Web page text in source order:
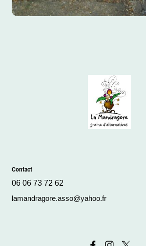
Contact
06 06 73 72 62
lamandragore.asso@yahoo.fr